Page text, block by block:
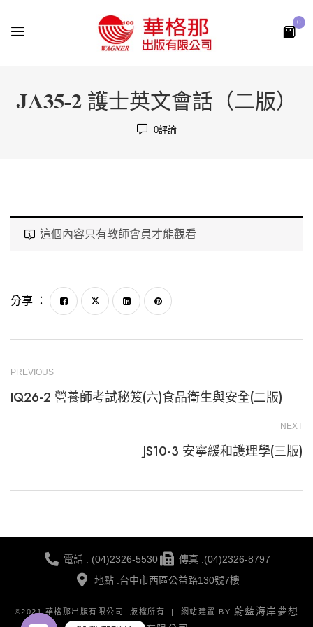
0
JA35-2 護士英文會話（二版）
0評論
這個內容只有教師會員才能觀看
分享 ：
PREVIOUS
IQ26-2 營養師考試秘笈(六)食品衛生與安全(二版)
NEXT
JS10-3 安寧緩和護理學(三版)
電話 : (04)2326-5530
傳真 :(04)2326-8797
地點 :台中市西區公益路130號7樓
©2021 華格那出版有限公司 版權所有 | 網站建置 BY 蔚藍海岸夢想